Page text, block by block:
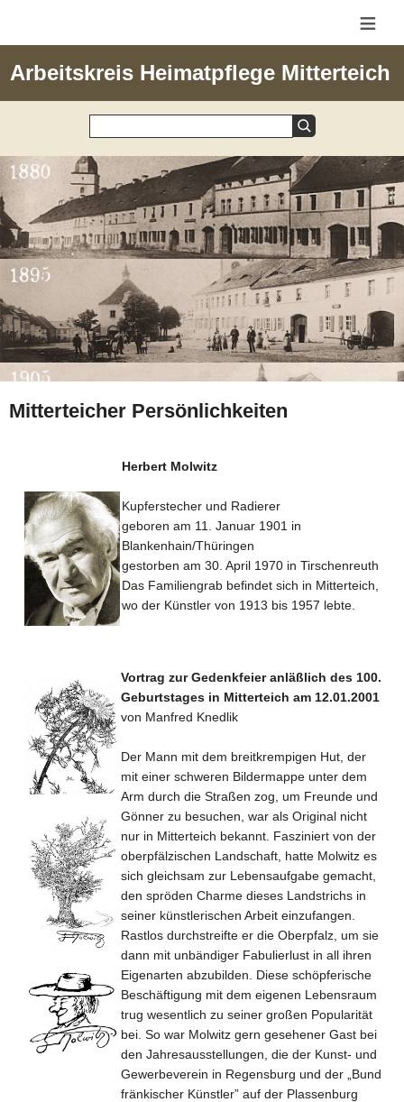
≡
Arbeitskreis Heimatpflege Mitterteich
Mitterteicher Persönlichkeiten
Herbert Molwitz
Kupferstecher und Radierer
geboren am 11. Januar 1901 in
Blankenhain/Thüringen
gestorben am 30. April 1970 in Tirschenreuth
Das Familiengrab befindet sich in Mitterteich,
wo der Künstler von 1913 bis 1957 lebte.
Vortrag zur Gedenkfeier anläßlich des 100.
Geburtstages in Mitterteich am 12.01.2001
von Manfred Knedlik
Der Mann mit dem breitkrempigen Hut, der
mit einer schweren Bildermappe unter dem
Arm durch die Straßen zog, um Freunde und
Gönner zu besuchen, war als Original nicht
nur in Mitterteich bekannt. Fasziniert von der
oberpfälzischen Landschaft, hatte Molwitz es
sich gleichsam zur Lebensaufgabe gemacht,
den spröden Charme dieses Landstrichs in
seiner künstlerischen Arbeit einzufangen.
Rastlos durchstreifte er die Oberpfalz, um sie
dann mit unbändiger Fabulierlust in all ihren
Eigenarten abzubilden. Diese schöpferische
Beschäftigung mit dem eigenen Lebensraum
trug wesentlich zu seiner großen Popularität
bei. So war Molwitz gern gesehener Gast bei
den Jahresausstellungen, die der Kunst- und
Gewerbeverein in Regensburg und der „Bund
fränkischer Künstler” auf der Plassenburg